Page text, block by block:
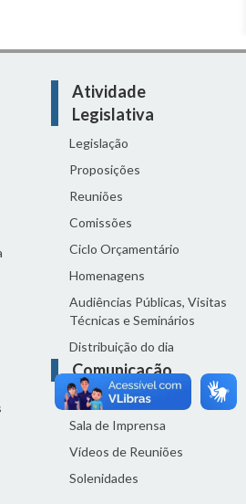
Atividade
Legislativa
Legislação
Proposições
Reuniões
Comissões
Ciclo Orçamentário
Homenagens
Audiências Públicas, Visitas
Técnicas e Seminários
Distribuição do dia
Comunicação
Notícias
Sala de Imprensa
Vídeos de Reuniões
Solenidades